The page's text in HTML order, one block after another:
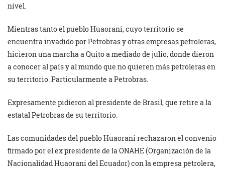
nivel.
Mientras tanto el pueblo Huaorani, cuyo territorio se
encuentra invadido por Petrobras y otras empresas petroleras,
hicieron una marcha a Quito a mediado de julio, donde dieron
a conocer al país y al mundo que no quieren más petroleras en
su territorio. Particularmente a Petrobras.
Expresamente pidieron al presidente de Brasil, que retire a la
estatal Petrobras de su territorio.
Las comunidades del pueblo Huaorani rechazaron el convenio
firmado por el ex presidente de la ONAHE (Organización de la
Nacionalidad Huaorani del Ecuador) con la empresa petrolera,